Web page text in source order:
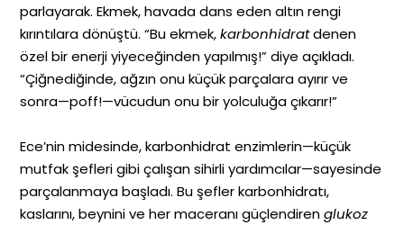
parlayarak. Ekmek, havada dans eden altın rengi
kırıntılara dönüştü. “Bu ekmek,karbonhidratdenen
özel bir enerji yiyeceğinden yapılmış!” diye açıkladı.
“Çiğnediğinde, ağzın onu küçük parçalara ayırır ve
sonra—poff!—vücudun onu bir yolculuğa çıkarır!”
Ece’nin midesinde, karbonhidrat enzimlerin—küçük
mutfak şefleri gibi çalışan sihirli yardımcılar—sayesinde
parçalanmaya başladı. Bu şefler karbonhidratı,
kaslarını, beynini ve her maceranı güçlendirenglukoz